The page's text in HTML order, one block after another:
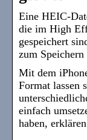
Eine HEIC-
die im High
gespeichert
zum
Mit dem
Format lassen
einfach
haben,